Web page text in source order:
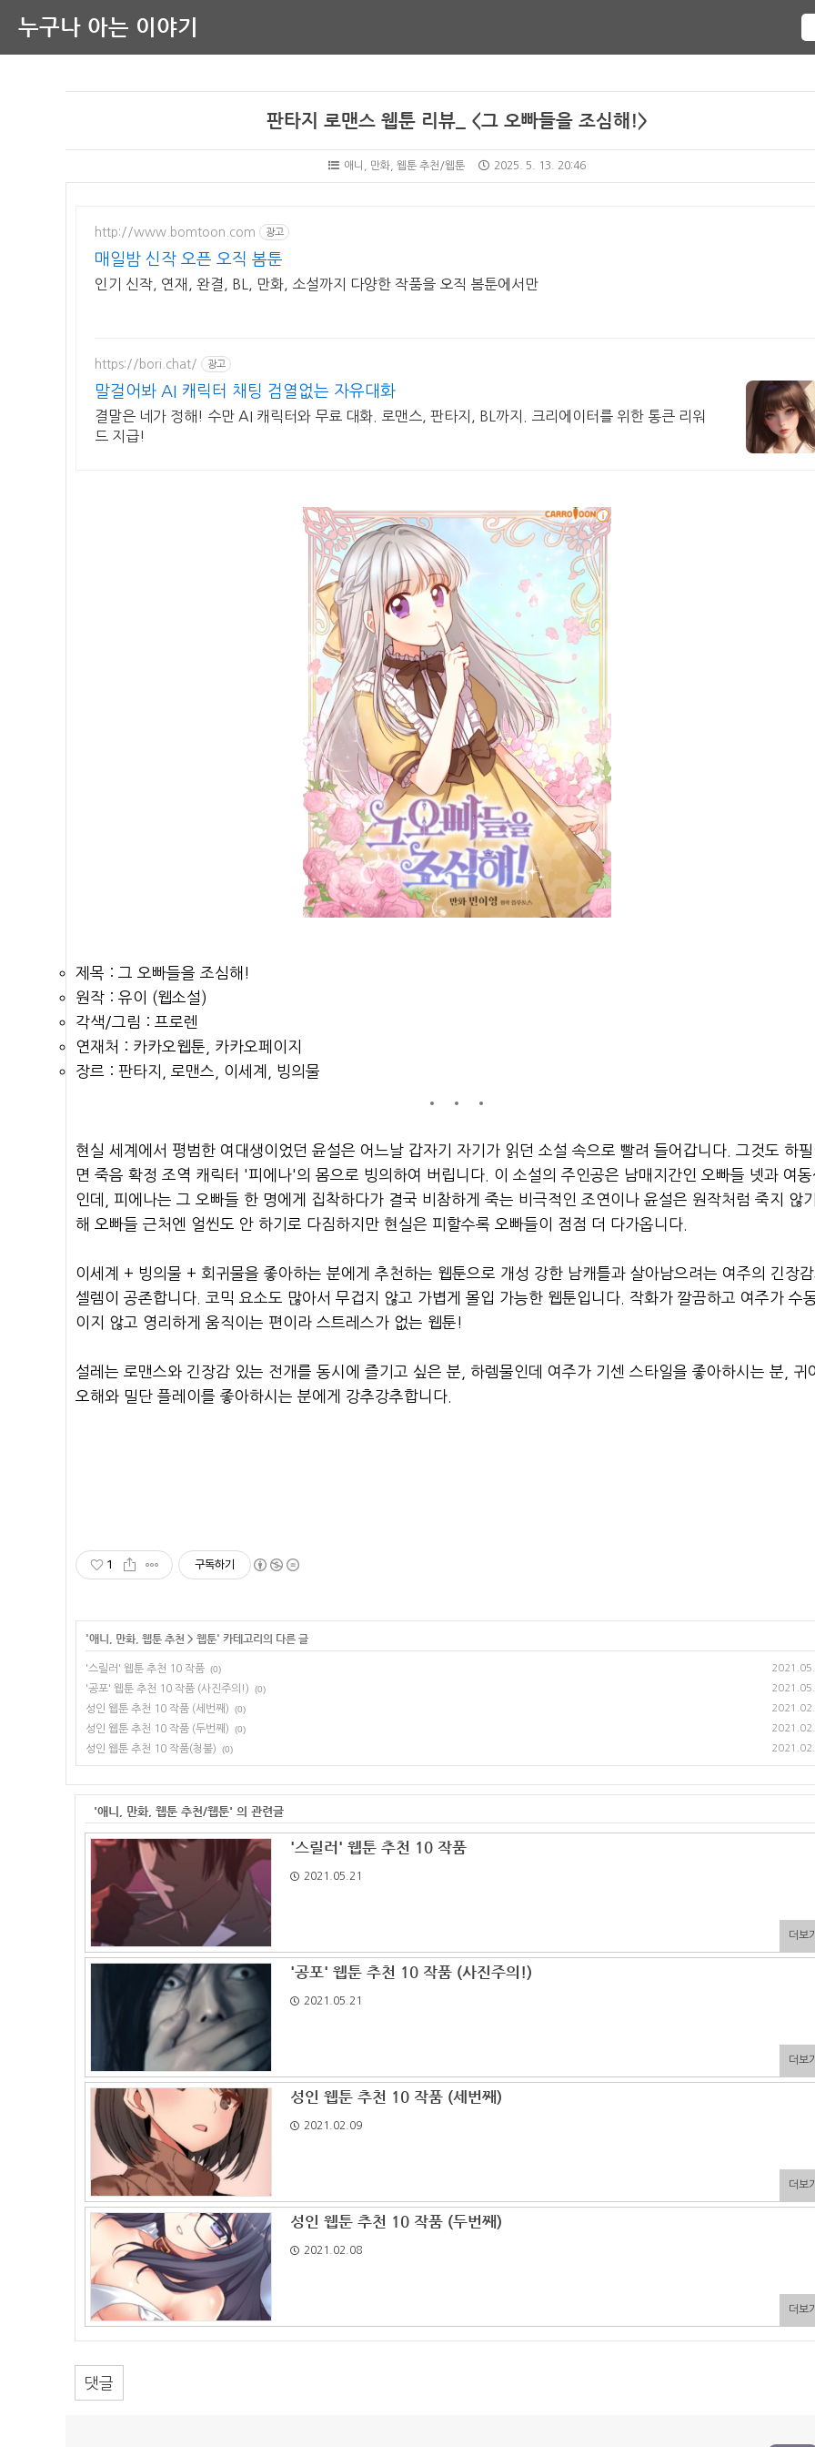
누구나 아는 이야기
판타지 로맨스 웹툰 리뷰_ <그 오빠들을 조심해!>
애니, 만화, 웹툰 추천/웹툰 2025. 5. 13. 20:46
http://www.bomtoon.com 광고
매일밤 신작 오픈 오직 봄툰
인기 신작, 연재, 완결, BL, 만화, 소설까지 다양한 작품을 오직 봄툰에서만
https://bori.chat/ 광고
말걸어봐 AI 캐릭터 채팅 검열없는 자유대화
결말은 네가 정해! 수만 AI 캐릭터와 무료 대화. 로맨스, 판타지, BL까지. 크리에이터를 위한 통큰 리워
드 지급!
제목 : 그 오빠들을 조심해!
원작 : 유이 (웹소설)
각색/그림 : 프로렌
연재처 : 카카오웹툰, 카카오페이지
장르 : 판타지, 로맨스, 이세계, 빙의물
현실 세계에서 평범한 여대생이었던 윤설은 어느날 갑자기 자기가 읽던 소설 속으로 빨려 들어갑니다. 그것도 하필
면 죽음 확정 조역 캐릭터 '피에나'의 몸으로 빙의하여 버립니다. 이 소설의 주인공은 남매지간인 오빠들 넷과 여동
인데, 피에나는 그 오빠들 한 명에게 집착하다가 결국 비참하게 죽는 비극적인 조연이나 윤설은 원작처럼 죽지 않
해 오빠들 근처엔 얼씬도 안 하기로 다짐하지만 현실은 피할수록 오빠들이 점점 더 다가옵니다.
이세계 + 빙의물 + 회귀물을 좋아하는 분에게 추천하는 웹툰으로 개성 강한 남캐틀과 살아남으려는 여주의 긴장
셀렘이 공존합니다. 코믹 요소도 많아서 무겁지 않고 가볍게 몰입 가능한 웹툰입니다. 작화가 깔끔하고 여주가 수
이지 않고 영리하게 움직이는 편이라 스트레스가 없는 웹툰!
설레는 로맨스와 긴장감 있는 전개를 동시에 즐기고 싶은 분, 하렘물인데 여주가 기센 스타일을 좋아하시는 분, 귀
오해와 밀단 플레이를 좋아하시는 분에게 강추강추합니다.
1 구독하기
'애니, 만화, 웹툰 추천 > 웹툰' 카테고리의 다른 글
'스릴러' 웹툰 추천 10 작품 (0)
'공포' 웹툰 추천 10 작품 (사진주의!) (0)
성인 웹툰 추천 10 작품 (세번째) (0)
성인 웹툰 추천 10 작품 (두번째) (0)
성인 웹툰 추천 10 작품(청불) (0)
'애니, 만화, 웹툰 추천/웹툰' 의 관련글
'스릴러' 웹툰 추천 10 작품
2021.05.21
더보기
'공포' 웹툰 추천 10 작품 (사진주의!)
2021.05.21
더보기
성인 웹툰 추천 10 작품 (세번째)
2021.02.09
더보기
성인 웹툰 추천 10 작품 (두번째)
2021.02.08
더보기
댓글